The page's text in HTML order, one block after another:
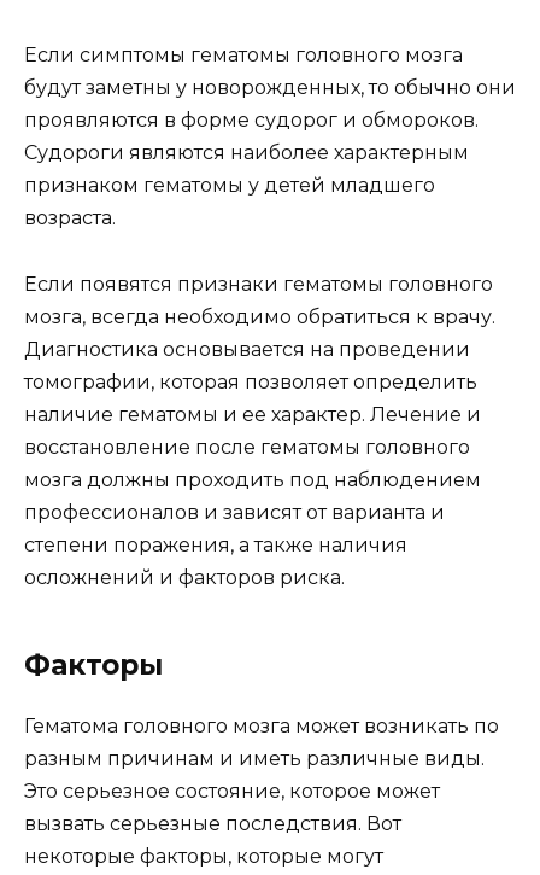
Если симптомы гематомы головного мозга
будут заметны у новорожденных, то обычно они
проявляются в форме судорог и обмороков.
Судороги являются наиболее характерным
признаком гематомы у детей младшего
возраста.
Если появятся признаки гематомы головного
мозга, всегда необходимо обратиться к врачу.
Диагностика основывается на проведении
томографии, которая позволяет определить
наличие гематомы и ее характер. Лечение и
восстановление после гематомы головного
мозга должны проходить под наблюдением
профессионалов и зависят от варианта и
степени поражения, а также наличия
осложнений и факторов риска.
Факторы
Гематома головного мозга может возникать по
разным причинам и иметь различные виды.
Это серьезное состояние, которое может
вызвать серьезные последствия. Вот
некоторые факторы, которые могут